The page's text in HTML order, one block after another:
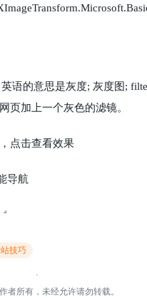
英语的意思是灰度; 灰度图;
页加上一个灰色的滤镜。
点击查看效果
导航
技巧
者所有，未经允许请勿转载。